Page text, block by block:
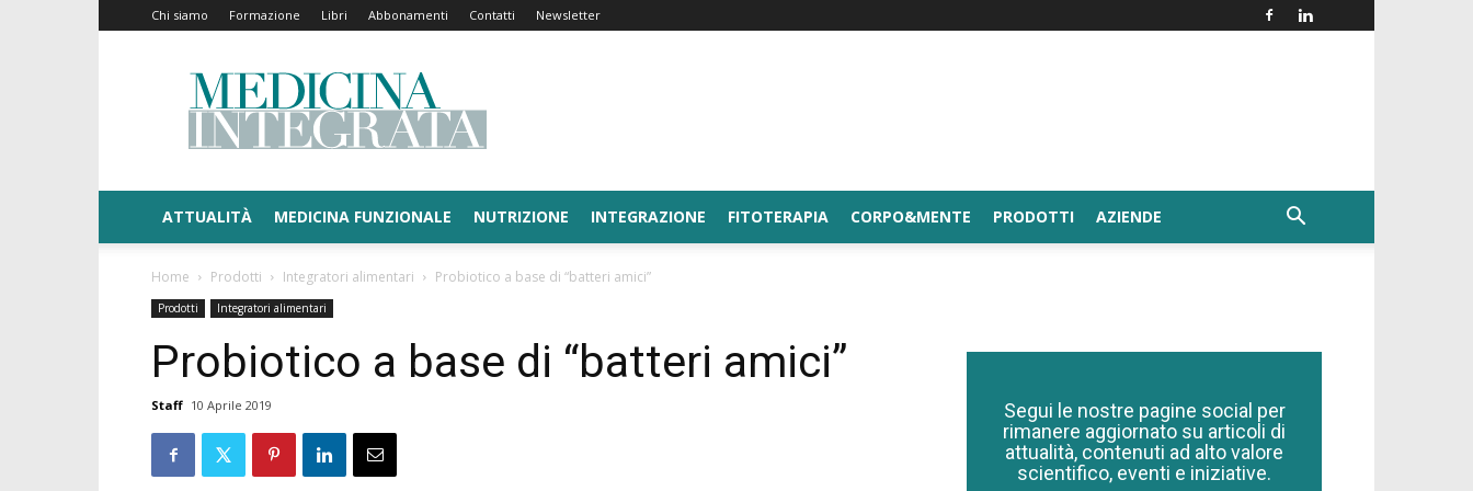
Chi siamo Formazione Libri Abbonamenti Contatti Newsletter
Medicina
Integrata
ATTUALITÀ MEDICINA FUNZIONALE NUTRIZIONE INTEGRAZIONE FITOTERAPIA CORPO&MENTE PRODOTTI AZIENDE
Home Prodotti Integratori alimentari Probiotico a base di “batteri amici”
Prodotti Integratori alimentari
Probiotico a base di “batteri amici”
Staff 10 Aprile 2019
Segui le nostre pagine social per
rimanere aggiornato su articoli di
attualità, contenuti ad alto valore
scientifico, eventi e iniziative.